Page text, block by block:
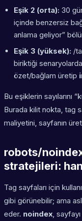
Eşik 2 (orta): 30
içinde benzersiz
anlama geliyor”
Eşik 3 (yüksek): /
biriktiği
özet/bağlam üretip
Bu eşiklerin sayılarını
Burada kilit nokta, tag
maliyetini, sayfanın
robots/
stratejileri:
Tag sayfaları için
gibi görünebilir; ama
eder. noindex,